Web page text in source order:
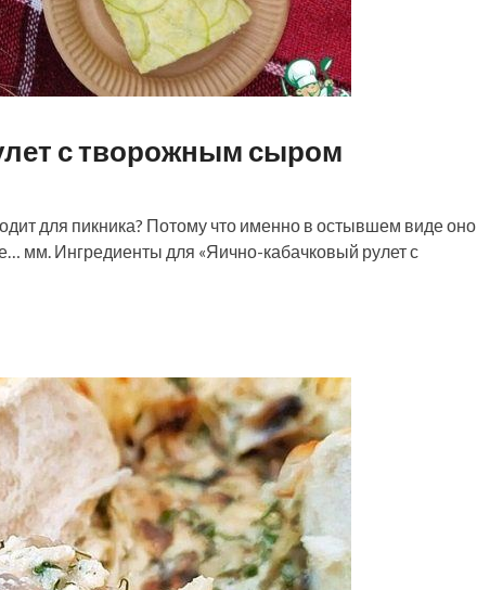
с творожным сыром
для пикника? Потому что именно в остывшем виде оно
мм. Ингредиенты для «Яично-кабачковый рулет с